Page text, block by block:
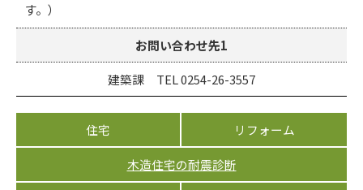
す。）
お問い合わせ先1
建築課 TEL 0254-26-3557
住宅 リフォーム
木造住宅の耐震診断